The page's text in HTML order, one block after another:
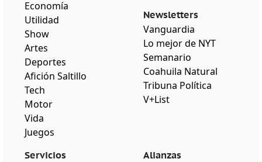
Economía
Utilidad
Show
Artes
Deportes
Afición Saltillo
Tech
Motor
Vida
Juegos
Newsletters
Vanguardia
Lo mejor de NYT
Semanario
Coahuila Natural
Tribuna Política
V+List
Servicios Alianzas